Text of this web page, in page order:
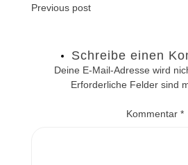
Previous post
Schreibe einen
Deine E-Mail-Adresse wird
Erforderliche Felder sind
Kommentar*